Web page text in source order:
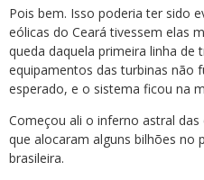
Pois bem. Isso poderia ter sido
eólicas do Ceará tivessem elas
queda daquela primeira linha de
equipamentos das turbinas não
esperado, e o sistema ficou na
Começou ali o inferno astral
que alocaram alguns bilhões no
brasileira.